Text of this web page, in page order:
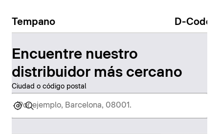
Tempano D-Code
Encuentre nuestro
distribuidor más cercano
Ciudad o código postal